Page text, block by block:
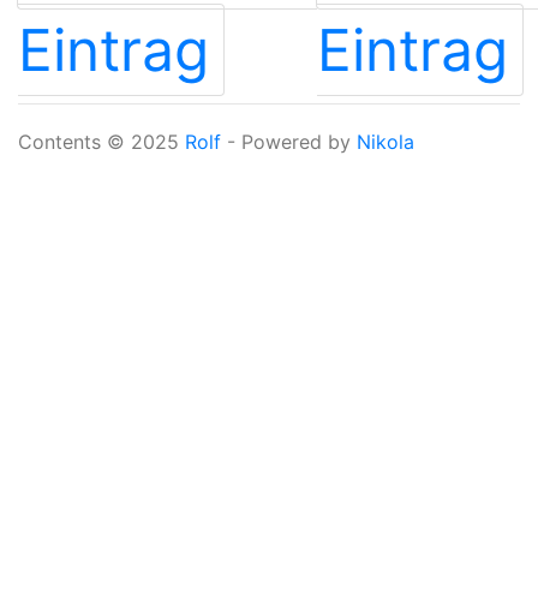
Eintrag
Eintrag
Contents © 2025 Rolf - Powered by Nikola